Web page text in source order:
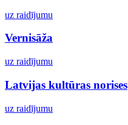
uz raidījumu
Vernisāža
uz raidījumu
Latvijas kultūras norises
uz raidījumu